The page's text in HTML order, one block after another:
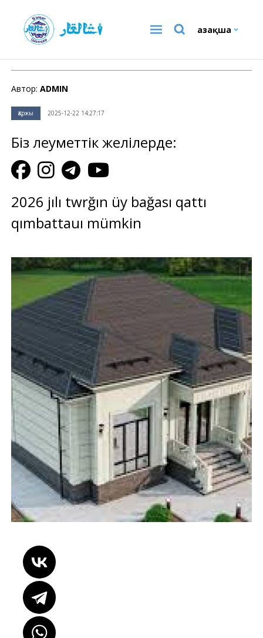
Қазақша
Автор: ADMIN
Қаржы 2025-12-22 14:27:17
Біз әлеуметтік желілерде:
2026 jılı twrğın üy bağası qattı
qımbattauı mümkin